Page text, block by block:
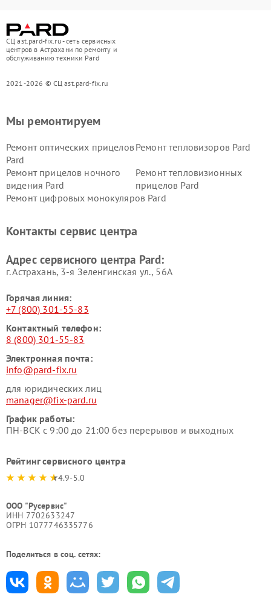
СЦ ast.pard-fix.ru - сеть сервисных
центров в Астрахани по ремонту и
обслуживанию техники Pard
2021-2026 © СЦ ast.pard-fix.ru
Мы ремонтируем
Ремонт оптических прицелов
Pard
Ремонт тепловизоров Pard
Ремонт прицелов ночного
видения Pard
Ремонт тепловизионных
прицелов Pard
Ремонт цифровых монокуляров Pard
Контакты сервис центра
Адрес сервисного центра Pard:
г. Астрахань, 3-я Зеленгинская ул., 56А
Горячая линия:
+7 (800) 301-55-83
Контактный телефон:
8 (800) 301-55-83
Электронная почта:
info@pard-fix.ru
для юридических лиц
manager@fix-pard.ru
График работы:
ПН-ВСК с 9:00 до 21:00 без перерывов и выходных
Рейтинг сервисного центра
4.9-5.0
ООО "Русервис"
ИНН 7702633247
ОГРН 1077746335776
Поделиться в соц. сетях: